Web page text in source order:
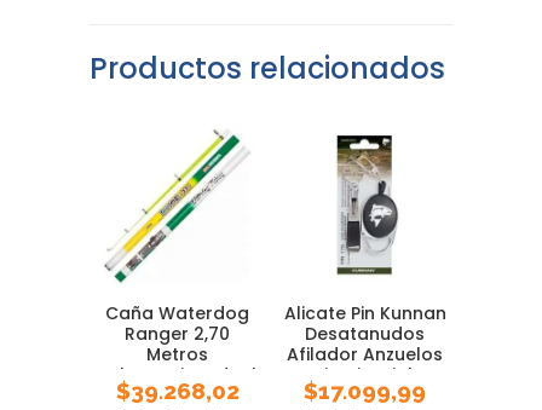
Productos relacionados
Caña Waterdog
Ranger 2,70
Metros
Telescopica Ideal
Pejerrey
$39.268,02
Alicate Pin Kunnan
Desatanudos
Afilador Anzuelos
Limpia Ojal
$17.099,99